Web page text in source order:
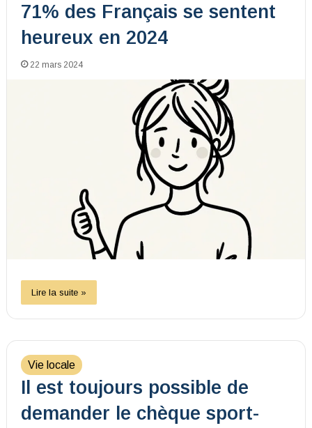
71% des Français se sentent
heureux en 2024
22 mars 2024
Lire la suite »
Vie locale
Il est toujours possible de
demander le chèque sport-